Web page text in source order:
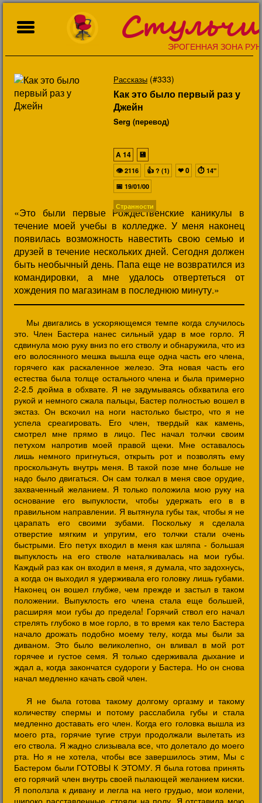
ЭРОГЕННАЯ ЗОНА
Рассказы (#333)
Как это было первый раз у
Джейн
Serg (перевод)
«Это были первые Рождественские каникулы в
течение моей учебы в колледже. У меня наконец
появилась возможность навестить свою семью и
друзей в течение нескольких дней. Сегодня должен
быть необычный день. Папа еще не возвратился из
командировки, а мне удалось отвертеться от
хождения по магазинам в последнюю минуту.»
A14
💾
👁2116 👍 ? (1) ❤0 ⏱ 14"
📅 19/01/00
Странности
Мы двигались в ускоряющемся темпе когда случилось
это. Член Бастера нанес сильный удар в мое горло. Я
сдвинула мою руку вниз по его стволу и обнаружила, что из
его волосянного мешка вышла еще одна часть его члена,
горячего как раскаленное железо. Эта новая часть его
естества была толще остального члена и была примерно
2-2.5 дюйма в обхвате. Я не задумываясь обхватила его
рукой и немного сжала пальцы, Бастер полностью вошел в
экстаз. Он вскочил на ноги настолько быстро, что я не
успела среагировать. Его член, твердый как камень,
смотрел мне прямо в лицо. Пес начал толчки своим
петухом напротив моей правой щеки. Мне оставалось
лишь немного пригнуться, открыть рот и позволять ему
проскользнуть внутрь меня. В такой позе мне больше не
надо было двигаться. Он сам толкал в меня свое орудие,
захваченный желанием. Я только положила мою руку на
основание его выпуклости, чтобы удержать его в в
правильном направлении. Я вытянула губы так, чтобы я не
царапать его своими зубами. Поскольку я сделала
отверстие мягким и упругим, его толчки стали очень
быстрыми. Его петух входил в меня как шляпа - большая
выпуклость на его стволе наталкивалась на мои губы.
Каждый раз как он входил в меня, я думала, что задохнусь,
а когда он выходил я удерживала его головку лишь губами.
Наконец он вошел глубже, чем прежде и застыл в таком
положении. Выпуклость его члена стала еще большей,
расширяя мои губы до предела! Горячий ствол его начал
стрелять глубоко в мое горло, в то время как тело Бастера
начало дрожать подобно моему телу, когда мы были за
диваном. Это было великолепно, он вливал в мой рот
горячее и густое семя. Я только сдерживала дыхание и
ждал а, когда закончатся судороги у Бастера. Но он снова
начал медленно качать свой член.
Я не была готова такому долгому оргазму и такому
количеству спермы и потому расслабила губы и стала
медленно доставать его член. Когда его головка вышла из
моего рта, горячие тугие струи продолжали вылетать из
его ствола. Я жадно слизывала все, что долетало до моего
рта. Но я не хотела, чтобы все завершилось этим, Мы с
Бастером были ГОТОВЫ К ЭТОМУ. Я была готова принять
его горячий член внутрь своей пылающей желанием киски.
Я поползла к дивану и легла на него грудью, мои колени,
широко расставленные, стояли на полу. Я отставила мою